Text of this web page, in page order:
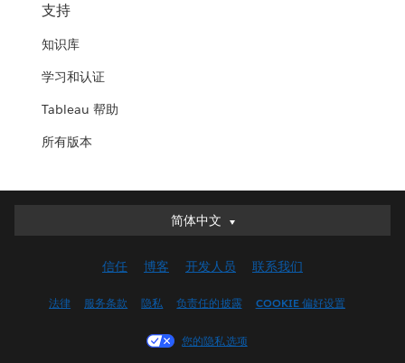
支持
知识库
学习和认证
Tableau 帮助
所有版本
简体中文
简体中文
English (UK)
Français (Canada)
信任 博客 开发人员 联系我们
法律 服务条款 隐私 负责任的披露 COOKIE 偏好设置
您的隐私选项